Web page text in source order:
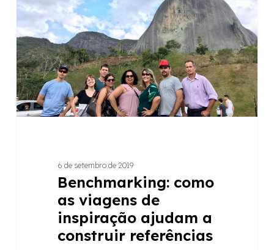
de
inspiração
ajudam
a
construir
referências
6 de setembro de 2019
Benchmarking: como
as viagens de
inspiração ajudam a
construir referências